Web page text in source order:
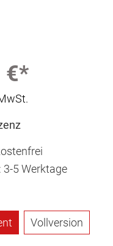
€*
5 Werktage
Vollversion